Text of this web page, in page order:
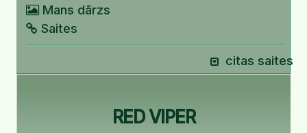
Mans dārzs
Saites
citas saites
RED VIPER